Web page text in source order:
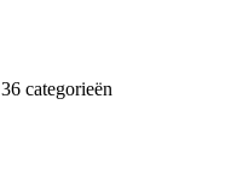
36 categorieën